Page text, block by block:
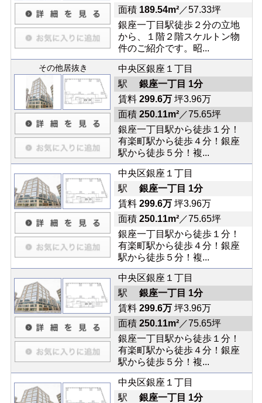
面積 189.54m²／57.33坪
銀座一丁目駅徒歩２分の立地
から、１階２階スケルトン物
件のご紹介です。昭...
その他居抜き
中央区銀座１丁目
駅 銀座一丁目 1分
賃料 299.6万坪3.96万
面積 250.11m²／75.65坪
銀座一丁目駅から徒歩１分！
有楽町駅から徒歩４分！銀座
駅から徒歩５分！複...
中央区銀座１丁目
駅 銀座一丁目 1分
賃料 299.6万坪3.96万
面積 250.11m²／75.65坪
銀座一丁目駅から徒歩１分！
有楽町駅から徒歩４分！銀座
駅から徒歩５分！複...
中央区銀座１丁目
駅 銀座一丁目 1分
賃料 299.6万坪3.96万
面積 250.11m²／75.65坪
銀座一丁目駅から徒歩１分！
有楽町駅から徒歩４分！銀座
駅から徒歩５分！複...
中央区銀座１丁目
駅 銀座一丁目 1分